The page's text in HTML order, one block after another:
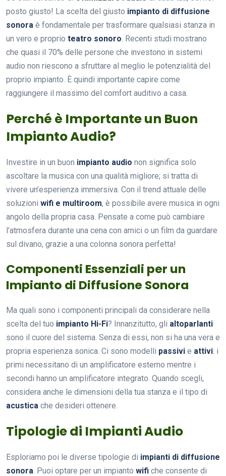
posto giusto! La scelta del giusto impianto di diffusione
sonora è fondamentale per trasformare qualsiasi stanza in
un vero e proprio teatro sonoro. Recenti studi mostrano
che quasi il 70% delle persone che investono in sistemi
audio non riescono a sfruttare al meglio le potenzialità del
proprio impianto. È quindi importante capire come
raggiungere il massimo del comfort auditivo a casa.
Perché è Importante un Buon
Impianto Audio?
Investire in un buon impianto audio non significa solo
ascoltare la musica con una qualità migliore; si tratta di
vivere un’esperienza immersiva. Con il trend attuale delle
soluzioni wifi e multiroom, è possibile avere musica in ogni
angolo della propria casa. Pensate a come può cambiare
l’atmosfera durante una cena con amici o un film da guardare
sul divano, grazie a una colonna sonora perfetta!
Componenti Essenziali per un
Impianto di Diffusione Sonora
Ma quali sono i componenti principali da considerare nella
scelta del tuo impianto Hi-Fi? Innanzitutto, gli altoparlanti
sono il cuore del sistema. Senza di essi, non si ha una vera e
propria esperienza sonica. Ci sono modelli passivi e attivi: i
primi necessitano di un amplificatore esterno mentre i
secondi hanno un amplificatore integrato. Quando scegli,
considera anche le dimensioni della tua stanza e il tipo di
acustica che desideri ottenere.
Tipologie di Impianti Audio
Esploriamo poi le diverse tipologie di impianti di diffusione
sonora. Puoi optare per un impianto wifi che consente di